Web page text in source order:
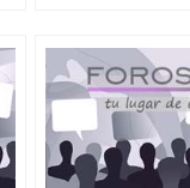
State University）
购买学位证书/澳洲
澳洲读书
位证书/澳洲读本科
拿不到毕业证怎么办
购买西三一大学文凭